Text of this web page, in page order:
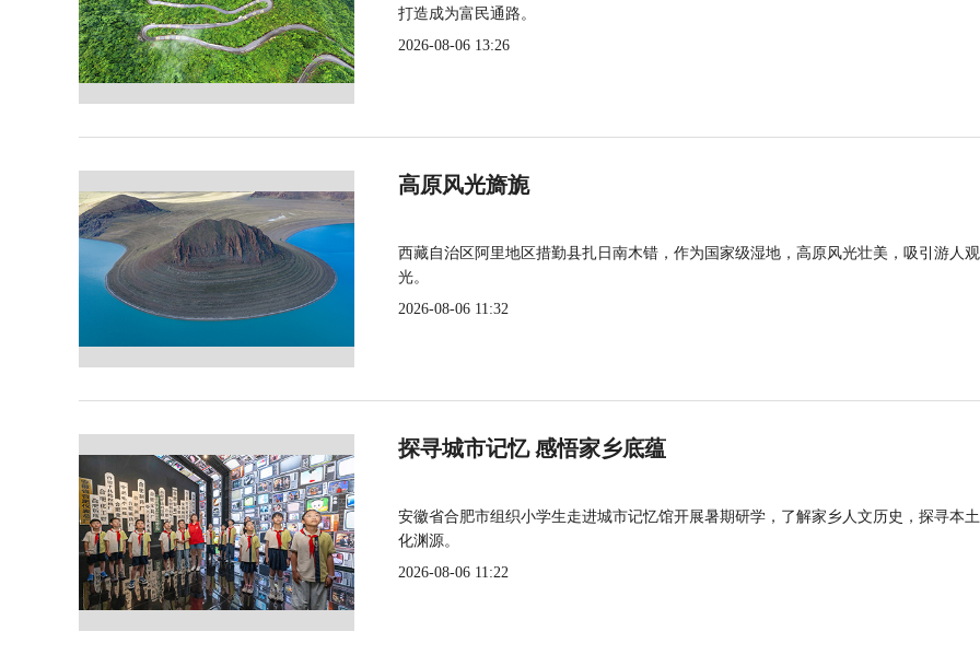
打造成为富民通路。
2026-08-06 13:26
高原风光旖旎
西藏自治区阿里地区措勤县扎日南木错，作为国家级湿地，高原风光壮美，吸引游人观
光。
2026-08-06 11:32
探寻城市记忆 感悟家乡底蕴
安徽省合肥市组织小学生走进城市记忆馆开展暑期研学，了解家乡人文历史，探寻本
化渊源。
2026-08-06 11:22